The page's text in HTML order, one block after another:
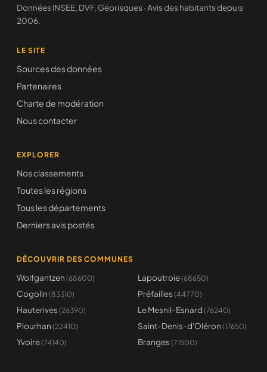
Données INSEE, DVF, Géorisques · Avis des habitants depuis
2006.
LE SITE
Sources des données
Partenaires
Charte de modération
Nous contacter
EXPLORER
Nos classements
Toutes les régions
Tous les départements
Derniers avis postés
DÉCOUVRIR DES COMMUNES
Wolfgantzen (68600) Lapoutroie(68650)
Cogolin (83310) Préfailles (44770)
Hauterives (26390) Le Mesnil-Esnard (76240)
Plourhan (22410) Saint-Denis-d'Oléron (17650)
Yvoire(74140) Branges (71500)